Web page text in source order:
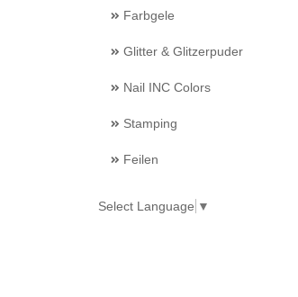
Farbgele
Glitter & Glitzerpuder
Nail INC Colors
Stamping
Feilen
Select Language ▼